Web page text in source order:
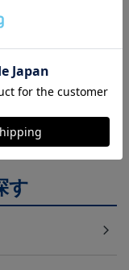
オルマフラーは応援
をチェックしたい方
す